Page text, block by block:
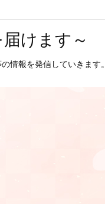
けます～
情報を発信していきます。